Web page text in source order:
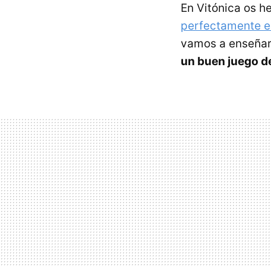
En Vitónica os
perfectamente
vamos a
un buen juego